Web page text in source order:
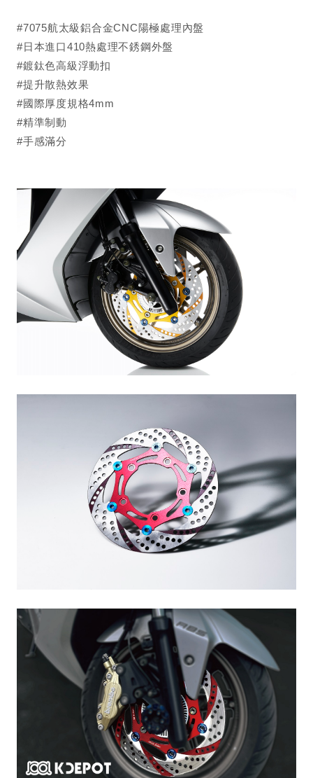
#7075航太級鋁合金CNC陽極處理內盤
#日本進口410熱處理不銹鋼外盤
#鍍鈦色高級浮動扣
#提升散熱效果
#國際厚度規格4mm
#精準制動
#手感滿分